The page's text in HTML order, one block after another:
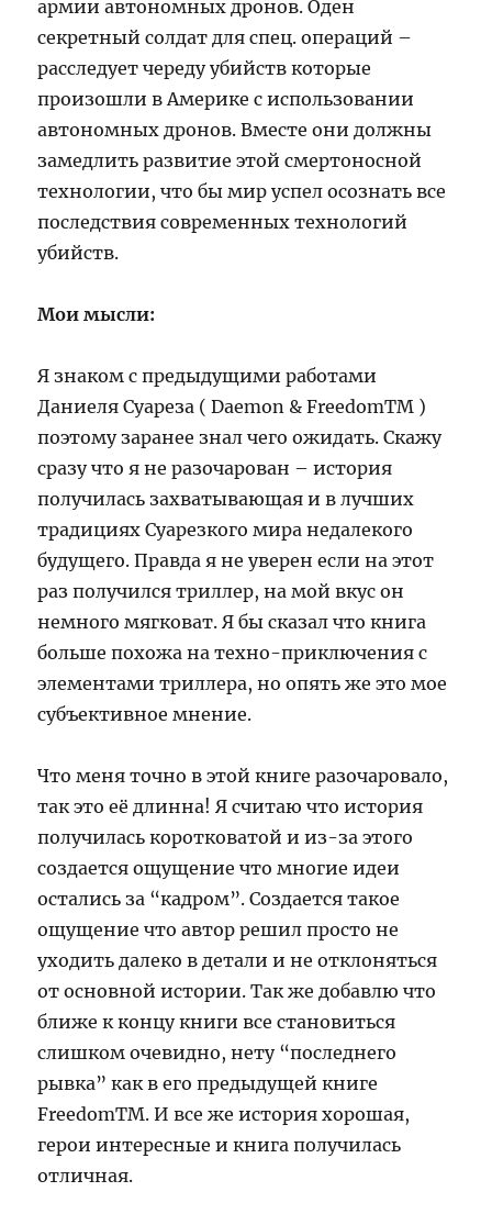
армии автономных дронов. Оден
секретный солдат для спец. операций –
расследует череду убийств которые
произошли в Америке с использовании
автономных дронов. Вместе они должны
замедлить развитие этой смертоносной
технологии, что бы мир успел осознать все
последствия современных технологий
убийств.
Мои мысли:
Я знаком с предыдущими работами
Даниеля Суареза ( Daemon & FreedomTM )
поэтому заранее знал чего ожидать. Скажу
сразу что я не разочарован – история
получилась захватывающая и в лучших
традициях Суарезкого мира недалекого
будущего. Правда я не уверен если на этот
раз получился триллер, на мой вкус он
немного мягковат. Я бы сказал что книга
больше похожа на техно-приключения с
элементами триллера, но опять же это мое
субъективное мнение.
Что меня точно в этой книге разочаровало,
так это её длинна! Я считаю что история
получилась коротковатой и из-за этого
создается ощущение что многие идеи
остались за “кадром”. Создается такое
ощущение что автор решил просто не
уходить далеко в детали и не отклоняться
от основной истории. Так же добавлю что
ближе к концу книги все становиться
слишком очевидно, нету “последнего
рывка” как в его предыдущей книге
FreedomTM. И все же история хорошая,
герои интересные и книга получилась
отличная.